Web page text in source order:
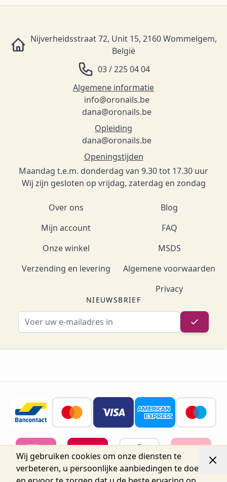
Wij gebruiken cookies om onze diensten te
verbeteren, u persoonlijke aanbiedingen te doen
Nijverheidsstraat 72, Unit 15, 2160 Wommelgem,
België
03 / 225 04 04
Algemene informatie
info@oronails.be
dana@oronails.be
Opleiding
dana@oronails.be
Openingstijden
Maandag t.e.m. donderdag van 9.30 tot 17.30 uur
Wij zijn gesloten op vrijdag, zaterdag en zondag
Over ons
Mijn account
Onze winkel
Verzending en levering
Blog
FAQ
MSDS
Algemene voorwaarden
Privacy
NIEUWSBRIEF